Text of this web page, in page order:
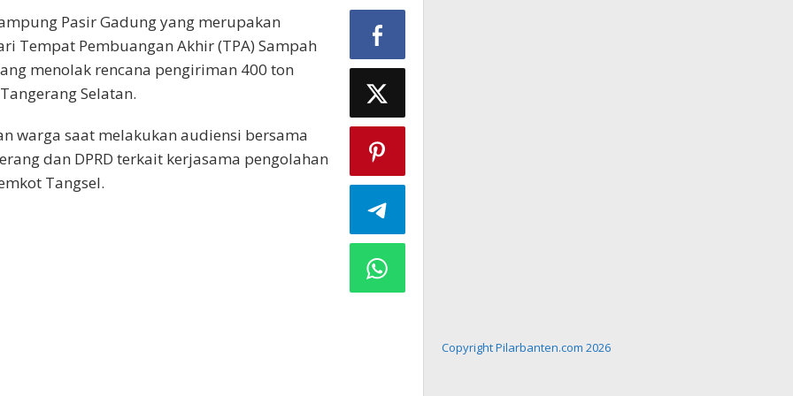
Pasir Gadung yang merupakan
Tempat Pembuangan Akhir (TPA) Sampah
menolak rencana pengiriman 400 ton
Selatan.
warga saat melakukan audiensi bersama
dan DPRD terkait kerjasama pengolahan
Tangsel.
Copyright Pilarbanten.com 2026